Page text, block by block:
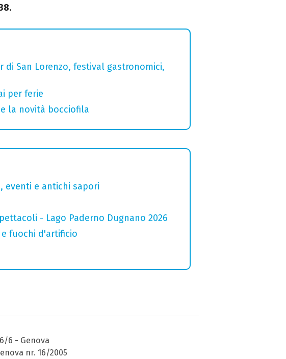
.
di San Lorenzo, festival gastronomici,
per ferie
la novità bocciofila
eventi e antichi sapori
- Lago Paderno Dugnano 2026
e fuochi d'artificio
6 - Genova
nr. 16/2005